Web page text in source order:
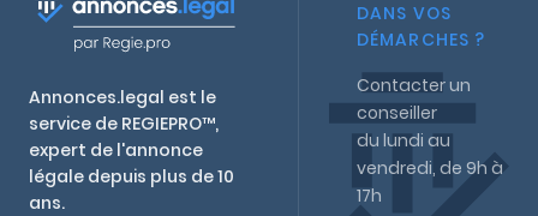
Annonces.legal est le
service de REGIEPRO™,
expert de l'annonce
légale depuis plus de 10
ans.
DANS VOS
DÉMARCHES ?
Contacter un
conseiller
du lundi au
vendredi, de 9h à
17h